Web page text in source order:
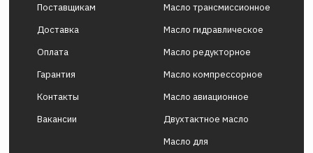
Поставщикам
Доставка
Оплата
Гарантия
Контакты
Вакансии
Масло трансмиссионное
Масло гидравлическое
Масло редукторное
Масло компрессорное
Масло авиационное
Двухтактное масло
Масло для